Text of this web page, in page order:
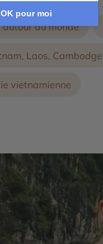
autour du monde
Laos, Cambodge
vietnamienne